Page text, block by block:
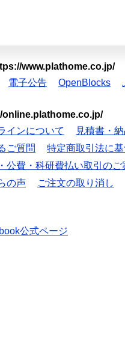
www.plathome.co.jp/
電子公告 OpenBlocks
online.plathome.co.jp/
インについて
見積書・
ご質問
特定商取引法に
公費・科研費払い取引のご
の声 ご注文の取り消し
公式ページ